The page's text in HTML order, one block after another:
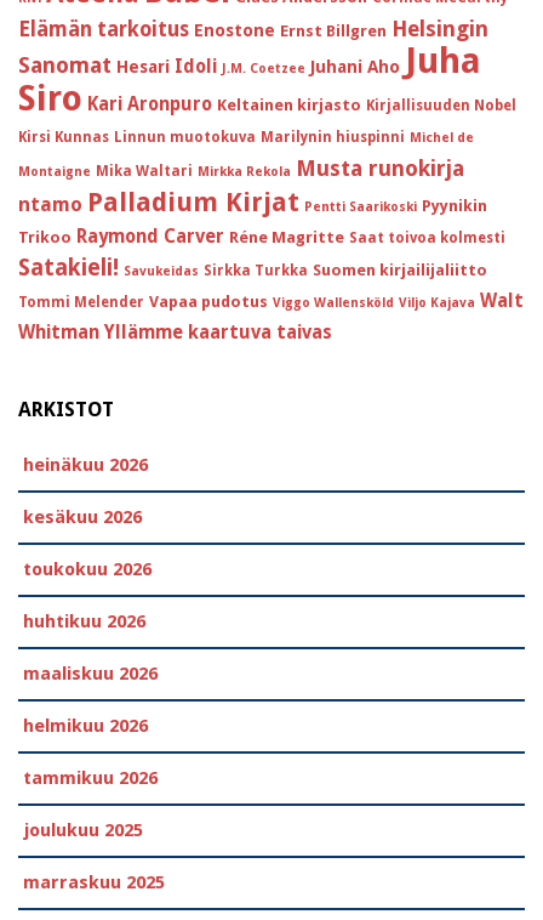
Elämän tarkoitus Enostone Ernst Billgren Helsingin
Sanomat Hesari Idoli J.M. Coetzee Juhani Aho Juha
Siro Kari Aronpuro Keltainen kirjasto Kirjallisuuden Nobel
Kirsi Kunnas Linnun muotokuva Marilynin hiuspinni Michel de
Montaigne Mika Waltari Mirkka Rekola Musta runokirja
ntamo Palladium Kirjat Pentti Saarikoski Pyynikin
Trikoo Raymond Carver Réne Magritte Saat toivoa kolmesti
Satakieli! Savukeidas Sirkka Turkka Suomen kirjailijaliitto
Tommi Melender Vapaa pudotus Viggo Wallensköld Viljo Kajava Walt
Whitman Yllämme kaartuva taivas
ARKISTOT
heinäkuu 2026
kesäkuu 2026
toukokuu 2026
huhtikuu 2026
maaliskuu 2026
helmikuu 2026
tammikuu 2026
joulukuu 2025
marraskuu 2025